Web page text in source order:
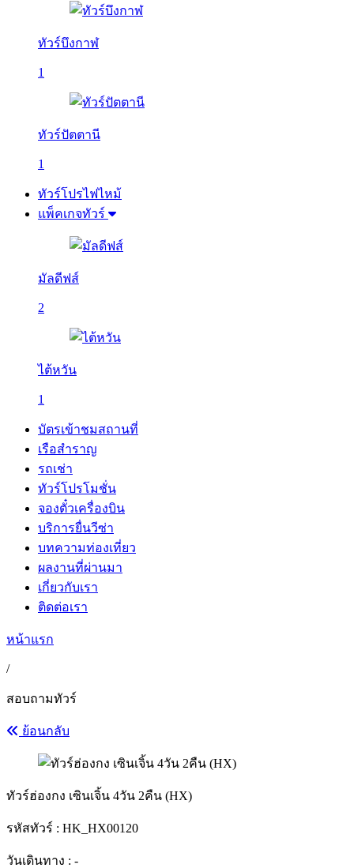
ทัวร์บึงกาฬ
1
ทัวร์ปัตตานี
1
ทัวร์โปรไฟไหม้
แพ็คเกจทัวร์
มัลดีฟส์
2
ไต้หวัน
1
บัตรเข้าชมสถานที่
เรือสำราญ
รถเช่า
ทัวร์โปรโมชั่น
จองตั๋วเครื่องบิน
บริการยื่นวีซ่า
บทความท่องเที่ยว
ผลงานที่ผ่านมา
เกี่ยวกับเรา
ติดต่อเรา
หน้าแรก
/
สอบถามทัวร์
ย้อนกลับ
ทัวร์ฮ่องกง เซินเจิ้น 4วัน 2คืน (HX)
รหัสทัวร์ : HK_HX00120
วันเดินทาง : -